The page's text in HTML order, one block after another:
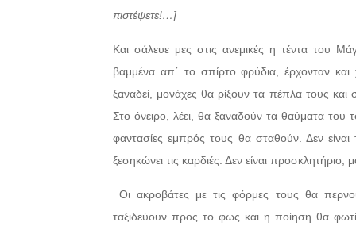
πιστέψετε!…]
Και σάλευε μες στις ανεμικές η τέντα του
βαμμένα απ΄ το σπίρτο φρύδια, έρχονταν
ξαναδεί, μονάχες θα ρίξουν τα πέπλα τους
Στο όνειρο, λέει, θα ξαναδούν τα θαύματα του
φαντασίες εμπρός τους θα σταθούν. Δεν
ξεσηκώνει τις καρδιές. Δεν είναι
Οι ακροβάτες με τις φόρμες τους θα
ταξιδεύουν προς το φως και η ποίηση θα